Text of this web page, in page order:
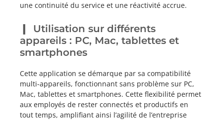
une continuité du service et une réactivité accrue.
Utilisation sur différents
appareils : PC, Mac, tablettes et
smartphones
Cette application se démarque par sa compatibilité
multi-appareils, fonctionnant sans problème sur PC,
Mac, tablettes et smartphones. Cette flexibilité permet
aux employés de rester connectés et productifs en
tout temps, amplifiant ainsi l’agilité de l’entreprise